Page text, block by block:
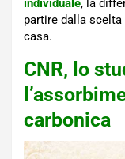
individuale, la
partire dalla scelta
casa.
CNR, lo
carbonica